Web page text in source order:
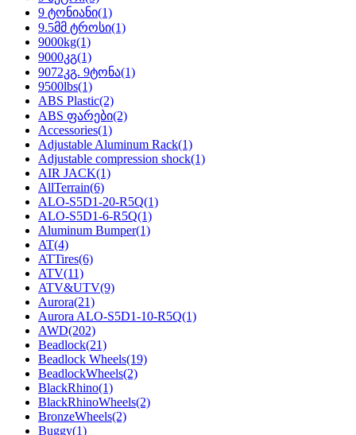
9 ტონიანი(1)
9.5მმ ტროსი(1)
9000kg(1)
9000კგ(1)
9072კგ. 9ტონა(1)
9500lbs(1)
ABS Plastic(2)
ABS ფარები(2)
Accessories(1)
Adjustable Aluminum Rack(1)
Adjustable compression shock(1)
AIR JACK(1)
AllTerrain(6)
ALO-S5D1-20-R5Q(1)
ALO-S5D1-6-R5Q(1)
Aluminum Bumper(1)
AT(4)
ATTires(6)
ATV(11)
ATV&UTV(9)
Aurora(21)
Aurora ALO-S5D1-10-R5Q(1)
AWD(202)
Beadlock(21)
Beadlock Wheels(19)
BeadlockWheels(2)
BlackRhino(1)
BlackRhinoWheels(2)
BronzeWheels(2)
Buggy(1)